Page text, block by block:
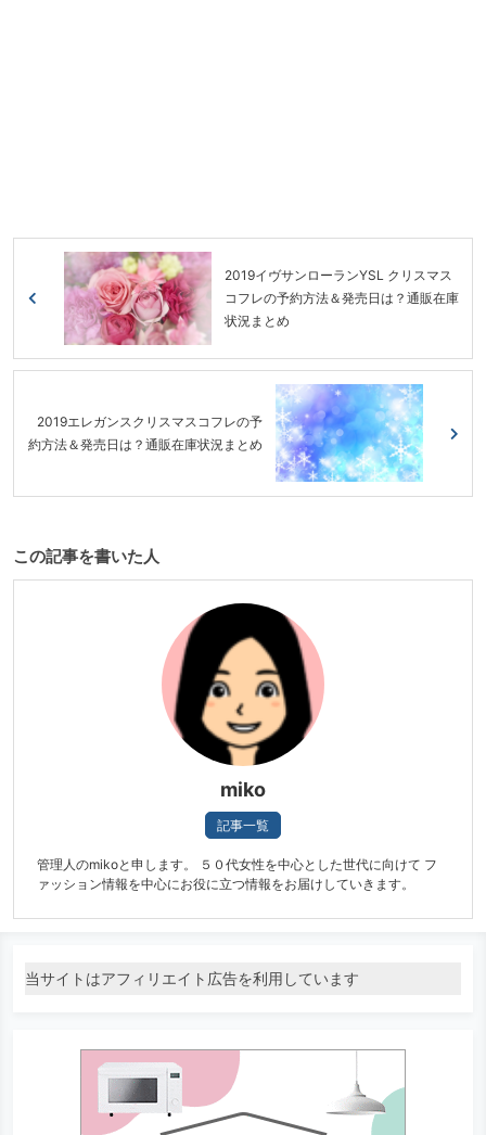
2019イヴサンローランYSL クリスマス
コフレの予約方法＆発売日は？通販在庫
状況まとめ
2019エレガンスクリスマスコフレの予
約方法＆発売日は？通販在庫状況まとめ
この記事を書いた人
miko
記事一覧
管理人のmikoと申します。 ５０代女性を中心とした世代に向けて フ
ァッション情報を中心にお役に立つ情報をお届けしていきます。
当サイトはアフィリエイト広告を利用しています